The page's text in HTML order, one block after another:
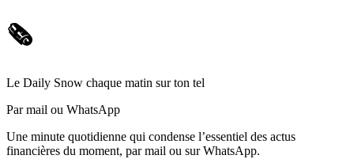
🗞️
Le Daily Snow chaque matin sur ton tel
Par mail ou WhatsApp
Une minute quotidienne qui condense l’essentiel des actus
financières du moment, par mail ou sur WhatsApp.